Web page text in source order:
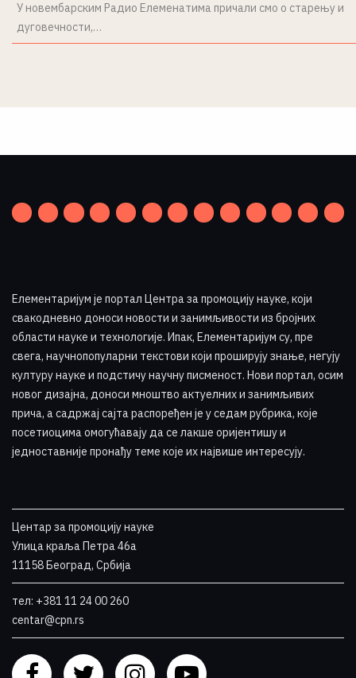
У новембарским Радио Елеменатима причали смо о старењу и
дуговечности,…
Елементаријум је портал Центра за промоцију науке, који
свакодневно доноси новости и занимљивости из бројних
области науке и технологије. Ипак, Елементаријум су, пре
свега, научнопопуларни текстови који проширују знање, негују
културу науке и подстичу научну писменост. Нови портал, осим
новог дизајна, доноси мноштво актуелних и занимљивих
прича, а садржај сајта распоређен је у седам рубрика, које
посетиоцима омогућавају да се лакше оријентишу и
једноставније пронађу теме које их највише интересују.
Центар за промоцију науке
Улица краља Петра 46a
11158 Београд, Србија
тел: +381 11 24 00 260
centar@cpn.rs